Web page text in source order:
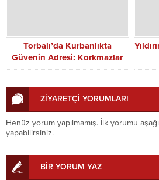
Torbalı’da Kurbanlıkta
Güvenin Adresi: Korkmazlar
Besi Çiftliği
ZİYARETÇİ YORUMLARI
Henüz yorum yapılmamış. İlk yorumu
yapabilirsiniz.
BİR YORUM YAZ